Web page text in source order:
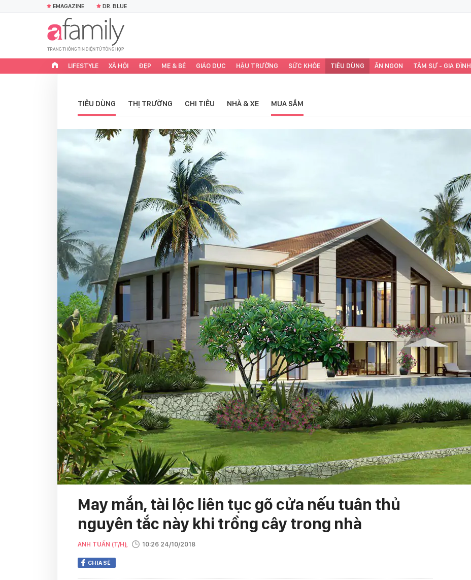
EMAGAZINE DR. BLUE
LIFESTYLE XÃ HỘI ĐẸP MẸ & BÉ GIÁO DỤC HẬU TRƯỜNG SỨC KHỎE TIÊU DÙNG ĂN NGON TÂM SỰ - GIA ĐÌNH
TIÊU DÙNG THỊ TRƯỜNG CHI TIÊU NHÀ & XE MUA SẮM
May mắn, tài lộc liên tục gõ cửa nếu tuân thủ
nguyên tắc này khi trồng cây trong nhà
ANH TUẤN (T/H), 10:26 24/10/2018
CHIA SẺ